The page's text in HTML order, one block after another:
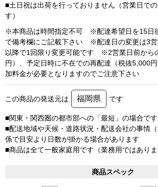
■土日祝は出荷を行っておりません（営業日で
す）
※本商品は時間指定不可 ※配達希望日を15日
で備考欄にご記載下さい ※配達日の変更は3営
以降で1回限り変更可能です ※2営業日前から
円）、予定日時に不在での再配達（税抜5,000
加料金が必要となりますのでご注意下さい
この商品の発送元は 福岡県 です
■関東・関西圏の都市部への「最短」の場合です
■配送地域や天候・道路状況・配送会社の事情
係で目安より日数が掛かる場合があります
■商品は全て一般家庭用です（業務用ではありま
商品スペック